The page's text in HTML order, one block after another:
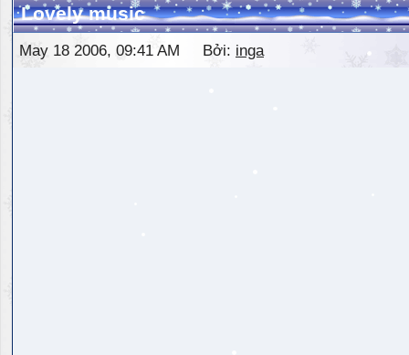
Lovely music
May 18 2006, 09:41 AM Bởi: inga